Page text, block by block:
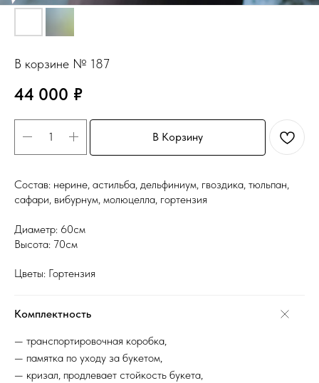
В корзине № 187
44 000 ₽
В Корзину
Состав: нерине, астильба, дельфиниум, гвоздика, тюльпан,
сафари, вибурнум, молюцелла, гортензия
Диаметр: 60см
Высота: 70см
Цветы: Гортензия
Комплектность
— транспортировочная коробка,
— памятка по уходу за букетом,
— кризал, продлевает стойкость букета,